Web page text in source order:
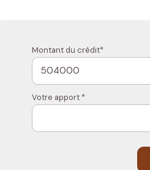
Montant du crédit*
Votre apport *